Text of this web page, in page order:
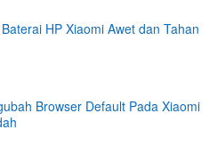
HP Xiaomi Awet dan Tahan
Browser Default Pada Xiaomi